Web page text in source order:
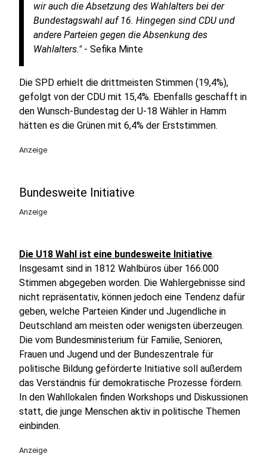
wir auch die Absetzung des Wahlalters bei der
Bundestagswahl auf 16. Hingegen sind CDU und
andere Parteien gegen die Absenkung des
Wahlalters."- Sefika Minte
Die SPD erhielt die drittmeisten Stimmen (19,4%),
gefolgt von der CDU mit 15,4%. Ebenfalls geschafft in
den Wunsch-Bundestag der U-18 Wähler in Hamm
hätten es die Grünen mit 6,4% der Erststimmen.
Anzeige
Bundesweite Initiative
Anzeige
Die U18 Wahl ist eine bundesweite Initiative.
Insgesamt sind in 1812 Wahlbüros über 166.000
Stimmen abgegeben worden. Die Wahlergebnisse sind
nicht repräsentativ, können jedoch eine Tendenz dafür
geben, welche Parteien Kinder und Jugendliche in
Deutschland am meisten oder wenigsten überzeugen.
Die vom Bundesministerium für Familie, Senioren,
Frauen und Jugend und der Bundeszentrale für
politische Bildung geförderte Initiative soll außerdem
das Verständnis für demokratische Prozesse fördern.
In den Wahllokalen finden Workshops und Diskussionen
statt, die junge Menschen aktiv in politische Themen
einbinden.
Anzeige